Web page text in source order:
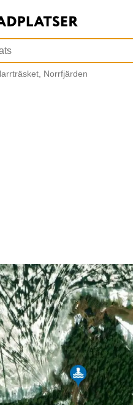
Norrfjärden